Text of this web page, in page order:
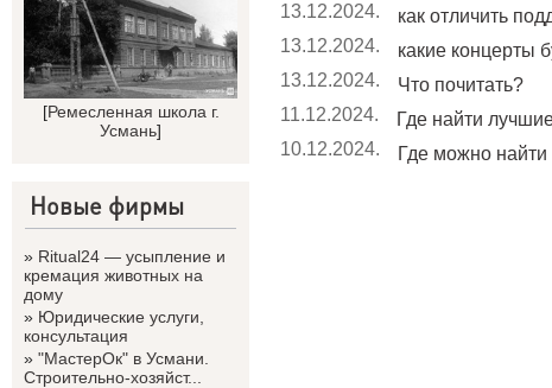
[Ремесленная школа г.
Усмань]
Новые фирмы
» Ritual24 — усыпление и
кремация животных на
дому
» Юридические услуги,
консультация
» "МастерОк" в Усмани.
Строительно-хозяйст...
13.12.2024.
как отличить
13.12.2024.
какие концерты
13.12.2024.
Что почитать?
11.12.2024.
Где найти
10.12.2024.
Где можно